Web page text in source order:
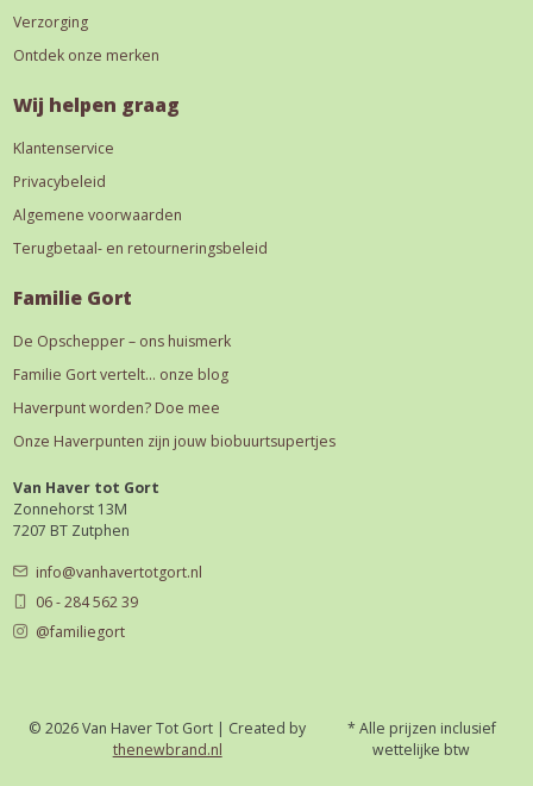
Verzorging
Ontdek onze merken
Wij helpen graag
Klantenservice
Privacybeleid
Algemene voorwaarden
Terugbetaal- en retourneringsbeleid
Familie Gort
De Opschepper – ons huismerk
Familie Gort vertelt… onze blog
Haverpunt worden? Doe mee
Onze Haverpunten zijn jouw biobuurtsupertjes
Van Haver tot Gort
Zonnehorst 13M
7207 BT Zutphen
info@vanhavertotgort.nl
06 - 284 562 39
@familiegort
© 2026 Van Haver Tot Gort | Created by
thenewbrand.nl
* Alle prijzen inclusief
wettelijke btw